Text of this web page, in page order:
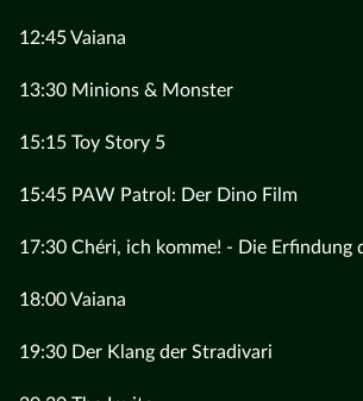
12:45 Vaiana
13:30 Minions & Monster
15:15 Toy Story 5
15:45 PAW Patrol: Der Dino Film
17:30 Chéri, ich komme! - Die Erfindung
18:00 Vaiana
19:30 Der Klang der Stradivari